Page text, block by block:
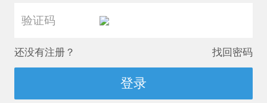
还没有注册？ 找回密码
登录